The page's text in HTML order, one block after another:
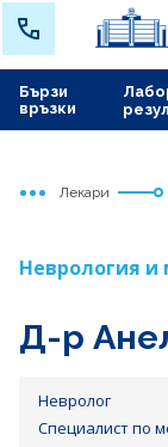
Бързи
връзки
Начало
Токуда
Лекари
Неврология и
Д-р
Невролог
Специалист по